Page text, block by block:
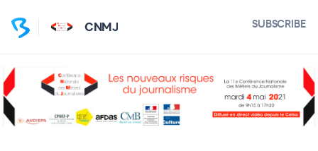
CNMJ SUBSCRIBE